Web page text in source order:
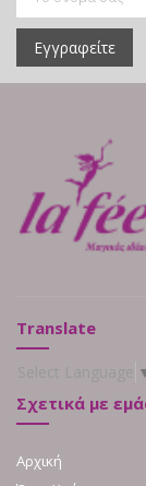
Εγγραφείτε
Translate
Σχετικά με
Αρχική